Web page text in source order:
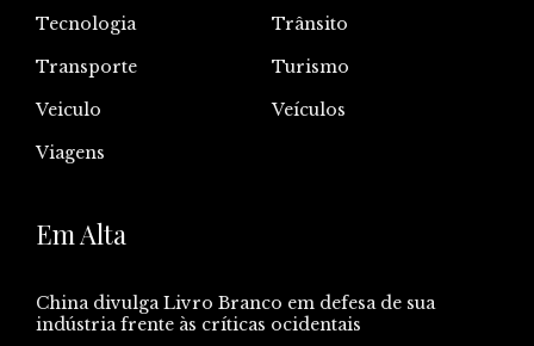
Tecnologia
Trânsito
Transporte
Turismo
Veiculo
Veículos
Viagens
Em Alta
China divulga Livro Branco em defesa de sua
indústria frente às críticas ocidentais